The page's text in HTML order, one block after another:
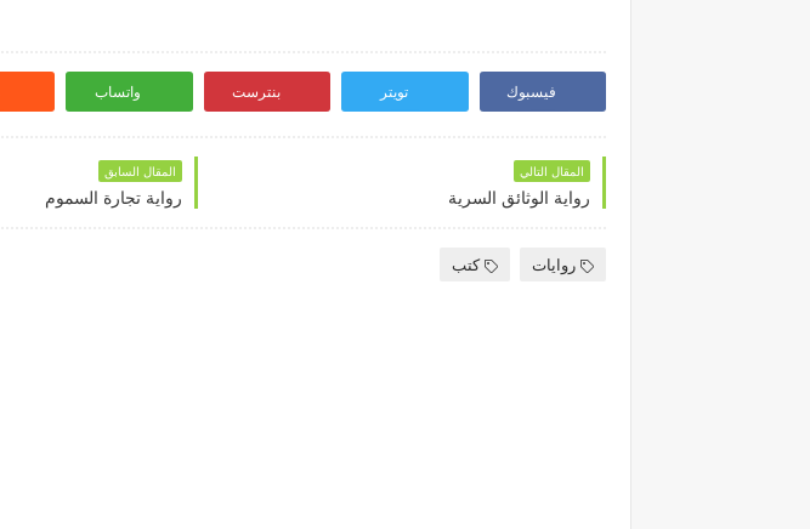
فيسبوك تويتر بنترست واتساب
المقال التالي
رواية الوثائق السرية
المقال السابق
رواية تجارة السموم
روايات كتب